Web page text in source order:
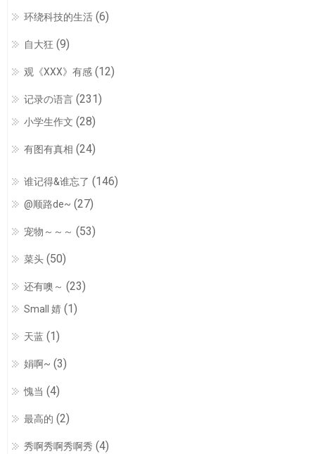
环绕科技的生活 (6)
自大狂 (9)
观《XXX》有感 (12)
记录の语言 (231)
小学生作文 (28)
有图有真相 (24)
谁记得&谁忘了 (146)
@顺路de~ (27)
宠物～～～ (53)
菜头 (50)
还有噢～ (23)
Small 婧 (1)
天蓝 (1)
娟啊~ (3)
愧当 (4)
最高的 (2)
秀啊秀啊秀啊秀 (4)